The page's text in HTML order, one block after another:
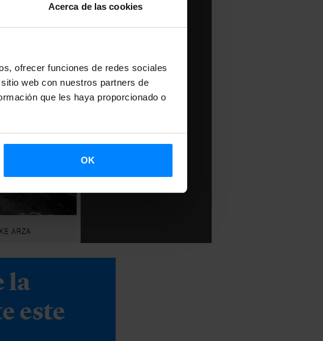
Acerca de las cookies
ofrecer funciones de redes sociales
web con nuestros partners de
que les haya proporcionado o
OK
la
este